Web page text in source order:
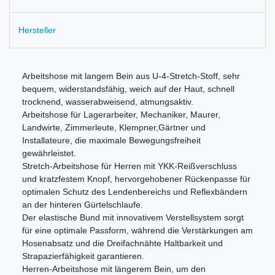
Hersteller
Arbeitshose mit langem Bein aus U-4-Stretch-Stoff, sehr
bequem, widerstandsfähig, weich auf der Haut, schnell
trocknend, wasserabweisend, atmungsaktiv.
Arbeitshose für Lagerarbeiter, Mechaniker, Maurer,
Landwirte, Zimmerleute, Klempner,Gärtner und
Installateure, die maximale Bewegungsfreiheit
gewährleistet.
Stretch-Arbeitshose für Herren mit YKK-Reißverschluss
und kratzfestem Knopf, hervorgehobener Rückenpasse für
optimalen Schutz des Lendenbereichs und Reflexbändern
an der hinteren Gürtelschlaufe.
Der elastische Bund mit innovativem Verstellsystem sorgt
für eine optimale Passform, während die Verstärkungen am
Hosenabsatz und die Dreifachnähte Haltbarkeit und
Strapazierfähigkeit garantieren.
Herren-Arbeitshose mit längerem Bein, um den